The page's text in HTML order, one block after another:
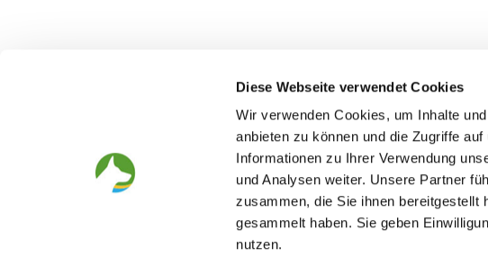
Diese Webseite verwendet Cookies
Wir verwenden Cookies, um Inhalte
anbieten zu können und die Zugriffe
Informationen zu Ihrer Verwendung
und Analysen weiter. Unsere Partner
zusammen, die Sie ihnen bereitgestellt
gesammelt haben. Sie geben
nutzen.
The German Shepherd
Everything about the breed
Breeding and upbringing
Helper and saviour
The Club
Structur
SV magazine